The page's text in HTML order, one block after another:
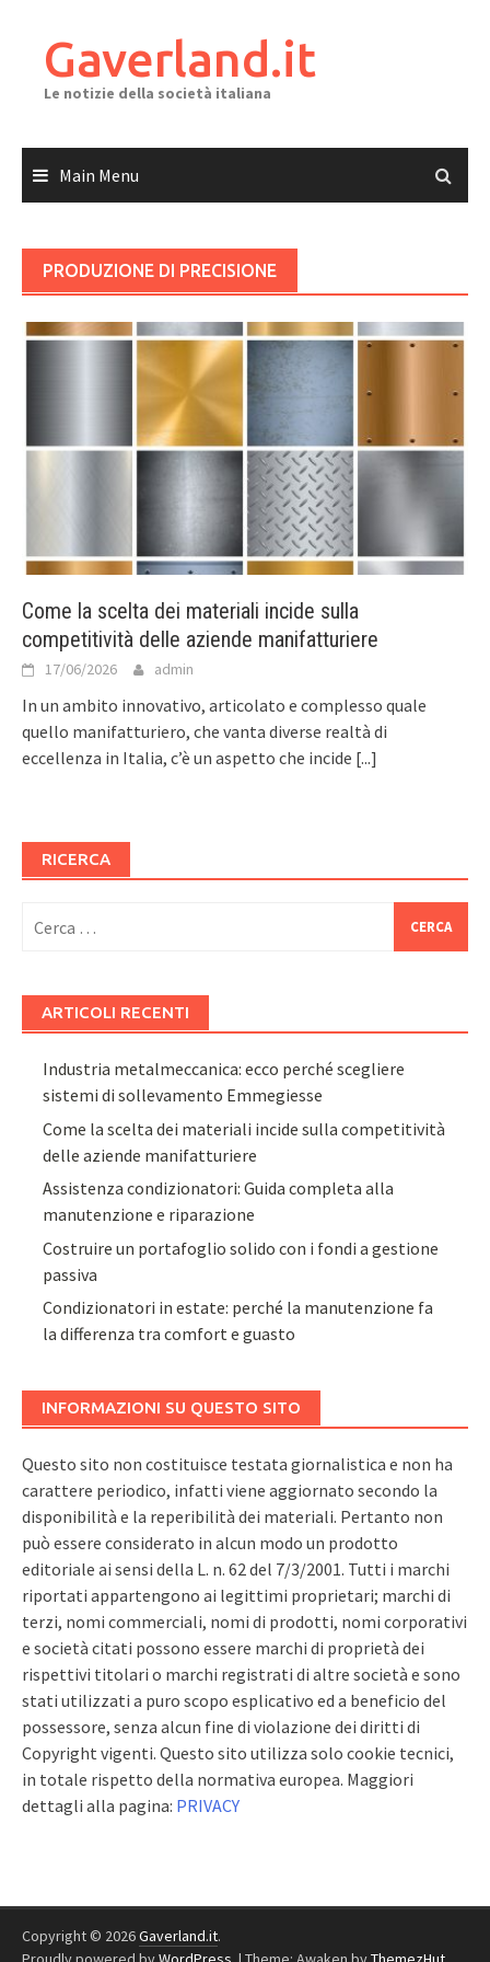
contentGaverland.it
Le notizie della società italiana
Main Menu
PRODUZIONE DI PRECISIONE
Come la scelta dei materiali incide sulla
competitività delle aziende manifatturiere
17/06/2026 admin
In un ambito innovativo, articolato e complesso quale
quello manifatturiero, che vanta diverse realtà di
eccellenza in Italia, c’è un aspetto che incide [...]
RICERCA
per:
ARTICOLI RECENTI
Industria metalmeccanica: ecco perché scegliere
sistemi di sollevamento Emmegiesse
Come la scelta dei materiali incide sulla competitività
delle aziende manifatturiere
Assistenza condizionatori: Guida completa alla
manutenzione e riparazione
Costruire un portafoglio solido con i fondi a gestione
passiva
Condizionatori in estate: perché la manutenzione fa
la differenza tra comfort e guasto
INFORMAZIONI SU QUESTO SITO
Questo sito non costituisce testata giornalistica e non ha
carattere periodico, infatti viene aggiornato secondo la
disponibilità e la reperibilità dei materiali. Pertanto non
può essere considerato in alcun modo un prodotto
editoriale ai sensi della L. n. 62 del 7/3/2001. Tutti i marchi
riportati appartengono ai legittimi proprietari; marchi di
terzi, nomi commerciali, nomi di prodotti, nomi corporativi
e società citati possono essere marchi di proprietà dei
rispettivi titolari o marchi registrati di altre società e sono
stati utilizzati a puro scopo esplicativo ed a beneficio del
possessore, senza alcun fine di violazione dei diritti di
Copyright vigenti. Questo sito utilizza solo cookie tecnici,
in totale rispetto della normativa europea. Maggiori
dettagli alla pagina: PRIVACY
Copyright © 2026Gaverland.it.